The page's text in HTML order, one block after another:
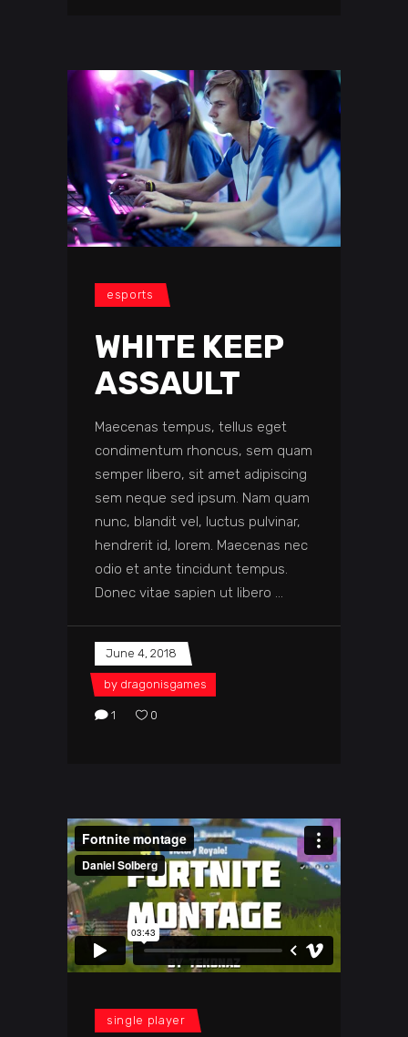
esports
WHITE KEEP
ASSAULT
Maecenas tempus, tellus eget
condimentum rhoncus, sem quam
semper libero, sit amet adipiscing
sem neque sed ipsum. Nam quam
nunc, blandit vel, luctus pulvinar,
hendrerit id, lorem. Maecenas nec
odio et ante tincidunt tempus.
Donec vitae sapien ut libero
June 4, 2018
by dragonisgames
1 0
single player